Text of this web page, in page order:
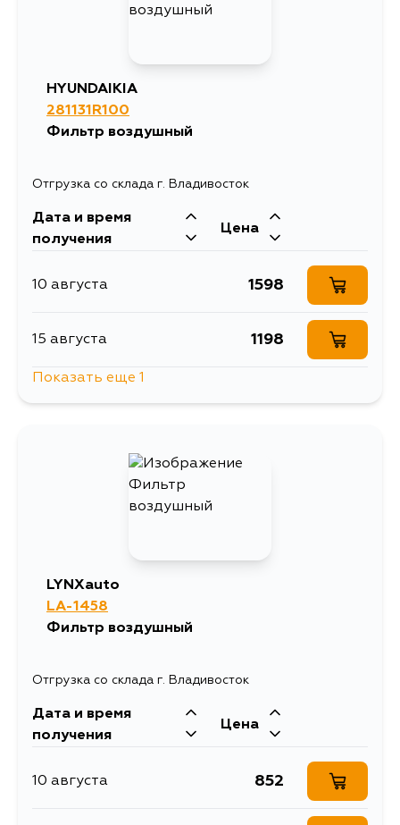
HYUNDAIKIA
281131R100
Фильтр воздушный
Отгрузка со склада г. Владивосток
Дата и время
получения
Цена
10 августа 1598
15 августа 1198
Показать еще 1
LYNXauto
LA-1458
Фильтр воздушный
Отгрузка со склада г. Владивосток
Дата и время
получения
Цена
10 августа 852